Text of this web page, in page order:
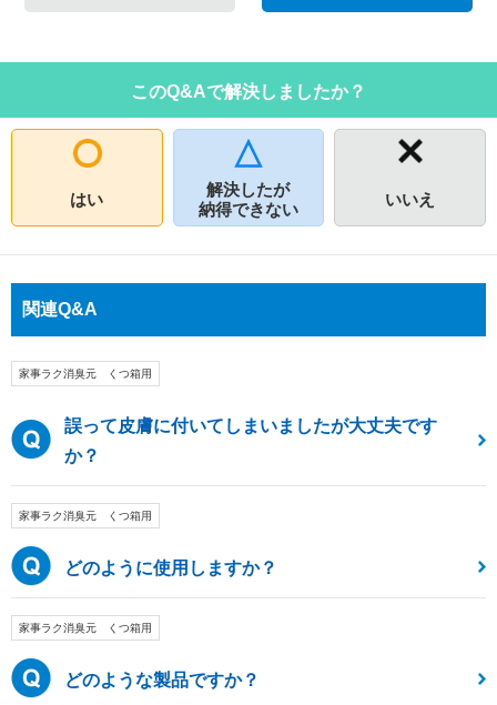
このQ&Aで解決しましたか？
はい
解決したが
納得できない
いいえ
関連Q&A
家事ラク消臭元 くつ箱用
誤って皮膚に付いてしまいましたが大丈夫です
か？
家事ラク消臭元 くつ箱用
どのように使用しますか？
家事ラク消臭元 くつ箱用
どのような製品ですか？